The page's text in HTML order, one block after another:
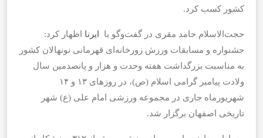
کشور کسب کرد.
حجت‌الاسلام حامد مقری در گفت‌وگو با ایرنا اظهار کرد:
جشنواره و مسابقات ورزش زورخانه‌ای قهرمانی نونهالان کشور
به مناسبت بزرگداشت هفته وحدت و هزار و پانصدمین سال
ولادت پیامبر گرامی اسلام (ص)، در روزهای ۱۳ و ۱۴
شهریورماه جاری در مجموعه ورزشی امام علی (ع) شهر
تاریخی اصفهان برگزار شد.